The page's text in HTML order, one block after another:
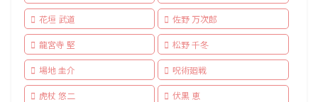
花垣 武道 佐野 万次郎
龍宮寺 堅 松野 千冬
場地 圭介 呪術廻戦
虎杖 悠二 伏黒 恵